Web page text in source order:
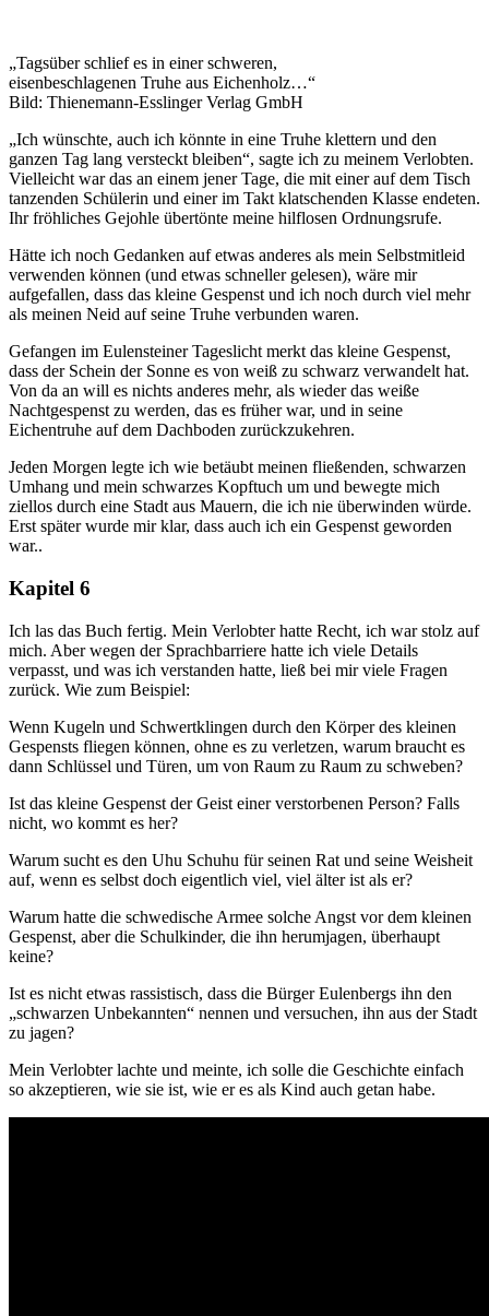
„Tagsüber schlief es in einer schweren,
eisenbeschlagenen Truhe aus Eichenholz…“
Bild: Thienemann-Esslinger Verlag GmbH
„Ich wünschte, auch ich könnte in eine Truhe klettern und den
ganzen Tag lang versteckt bleiben“, sagte ich zu meinem Verlobten.
Vielleicht war das an einem jener Tage, die mit einer auf dem Tisch
tanzenden Schülerin und einer im Takt klatschenden Klasse endeten.
Ihr fröhliches Gejohle übertönte meine hilflosen Ordnungsrufe.
Hätte ich noch Gedanken auf etwas anderes als mein Selbstmitleid
verwenden können (und etwas schneller gelesen), wäre mir
aufgefallen, dass das kleine Gespenst und ich noch durch viel mehr
als meinen Neid auf seine Truhe verbunden waren.
Gefangen im Eulensteiner Tageslicht merkt das kleine Gespenst,
dass der Schein der Sonne es von weiß zu schwarz verwandelt hat.
Von da an will es nichts anderes mehr, als wieder das weiße
Nachtgespenst zu werden, das es früher war, und in seine
Eichentruhe auf dem Dachboden zurückzukehren.
Jeden Morgen legte ich wie betäubt meinen fließenden, schwarzen
Umhang und mein schwarzes Kopftuch um und bewegte mich
ziellos durch eine Stadt aus Mauern, die ich nie überwinden würde.
Erst später wurde mir klar, dass auch ich ein Gespenst geworden
war..
Kapitel 6
Ich las das Buch fertig. Mein Verlobter hatte Recht, ich war stolz auf
mich. Aber wegen der Sprachbarriere hatte ich viele Details
verpasst, und was ich verstanden hatte, ließ bei mir viele Fragen
zurück. Wie zum Beispiel:
Wenn Kugeln und Schwertklingen durch den Körper des kleinen
Gespensts fliegen können, ohne es zu verletzen, warum braucht es
dann Schlüssel und Türen, um von Raum zu Raum zu schweben?
Ist das kleine Gespenst der Geist einer verstorbenen Person? Falls
nicht, wo kommt es her?
Warum sucht es den Uhu Schuhu für seinen Rat und seine Weisheit
auf, wenn es selbst doch eigentlich viel, viel älter ist als er?
Warum hatte die schwedische Armee solche Angst vor dem kleinen
Gespenst, aber die Schulkinder, die ihn herumjagen, überhaupt
keine?
Ist es nicht etwas rassistisch, dass die Bürger Eulenbergs ihn den
„schwarzen Unbekannten“ nennen und versuchen, ihn aus der Stadt
zu jagen?
Mein Verlobter lachte und meinte, ich solle die Geschichte einfach
so akzeptieren, wie sie ist, wie er es als Kind auch getan habe.